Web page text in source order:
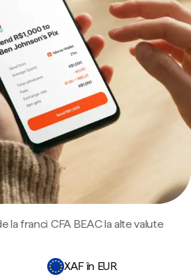
la franci CFA BEAC la alte valute
XAF în EUR